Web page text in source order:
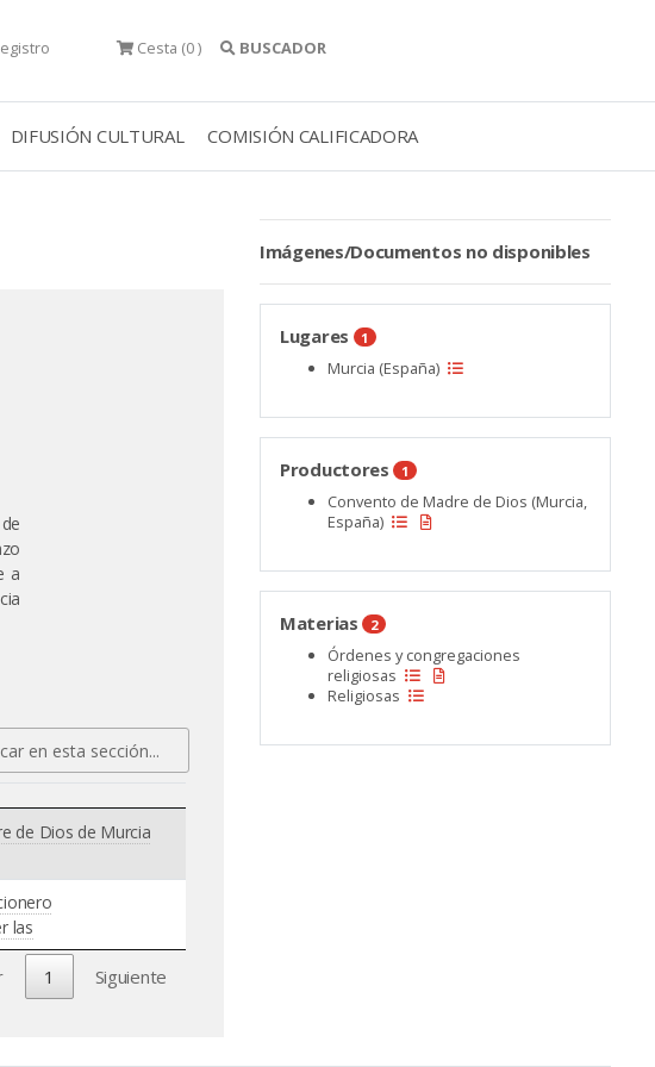
Cesta (0 ) BUSCADOR
DIFUSIÓN CULTURAL COMISIÓN CALIFICADORA
a
de Dios de Murcia
las
1 Siguiente
Imágenes/Documentos no disponibles
Lugares 1
Murcia (España)
Productores 1
Convento de Madre de Dios (Murcia,
España)
Materias 2
Órdenes y congregaciones
religiosas
Religiosas